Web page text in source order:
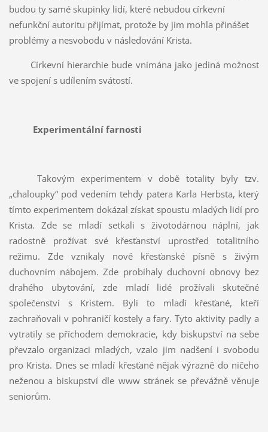
budou ty samé skupinky lidí, které nebudou církevní
nefunkční autoritu přijímat, protože by jim mohla přinášet
problémy a nesvobodu v následování Krista.
Církevní hierarchie bude vnímána jako jediná možnost
ve spojení s udílením svátostí.
Experimentální farnosti
Takovým experimentem v době totality byly tzv.
„chaloupky“ pod vedením tehdy patera Karla Herbsta, který
tímto experimentem dokázal získat spoustu mladých lidí pro
Krista. Zde se mladí setkali s životodárnou náplní, jak
radostně prožívat své křesťanství uprostřed totalitního
režimu. Zde vznikaly nové křesťanské písně s živým
duchovním nábojem. Zde probíhaly duchovní obnovy bez
drahého ubytování, zde mladí lidé prožívali skutečné
společenství s Kristem. Byli to mladí křesťané, kteří
zachraňovali v pohraničí kostely a fary. Tyto aktivity padly a
vytratily se příchodem demokracie, kdy biskupství na sebe
převzalo organizaci mladých, vzalo jim nadšení i svobodu
pro Krista. Dnes se mladí křesťané nějak výrazně do ničeho
neženou a biskupství dle www stránek se převážně věnuje
seniorům.